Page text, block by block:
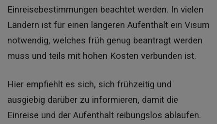
Einreisebestimmungen beachtet werden. In vielen
Ländern ist für einen längeren Aufenthalt ein Visum
notwendig, welches früh genug beantragt werden
muss und teils mit hohen Kosten verbunden ist.
Hier empfiehlt es sich, sich frühzeitig und
ausgiebig darüber zu informieren, damit die
Einreise und der Aufenthalt reibungslos ablaufen.